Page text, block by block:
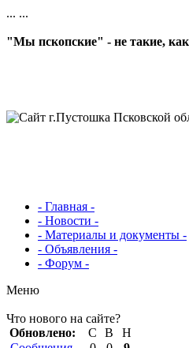
... ...
"Мы пскопские" - не такие,
- Главная -
- Новости -
- Материалы и документы -
- Объявления -
- Форум -
Меню
Что нового на сайте?
Обновлено:
С В
Н